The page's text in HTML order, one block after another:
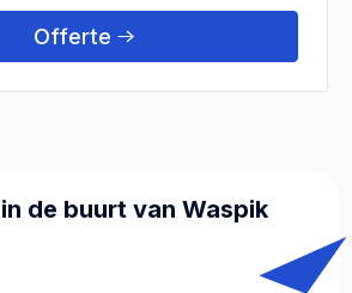
Offerte
de buurt van Waspik